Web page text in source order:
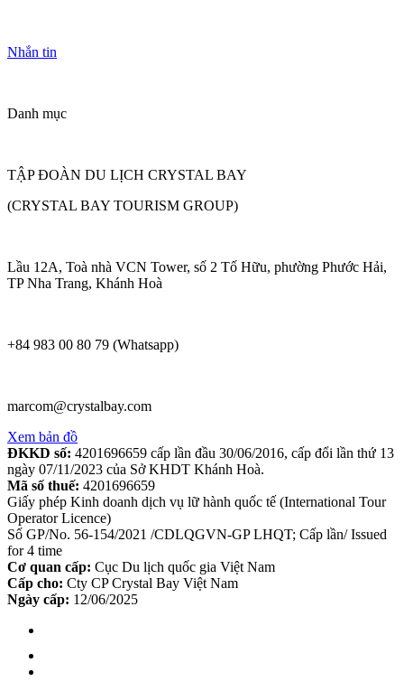
Nhắn tin
Danh mục
TẬP ĐOÀN DU LỊCH CRYSTAL BAY
(CRYSTAL BAY TOURISM GROUP)
Lầu 12A, Toà nhà VCN Tower, số 2 Tố Hữu, phường Phước Hải,
TP Nha Trang, Khánh Hoà
+84 983 00 80 79 (Whatsapp)
marcom@crystalbay.com
Xem bản đồ
ĐKKD số: 4201696659 cấp lần đầu 30/06/2016, cấp đổi lần thứ 13
ngày 07/11/2023 của Sở KHDT Khánh Hoà.
Mã số thuế: 4201696659
Giấy phép Kinh doanh dịch vụ lữ hành quốc tế (International Tour
Operator Licence)
Số GP/No. 56-154/2021 /CDLQGVN-GP LHQT; Cấp lần/ Issued
for 4 time
Cơ quan cấp: Cục Du lịch quốc gia Việt Nam
Cấp cho: Cty CP Crystal Bay Việt Nam
Ngày cấp: 12/06/2025